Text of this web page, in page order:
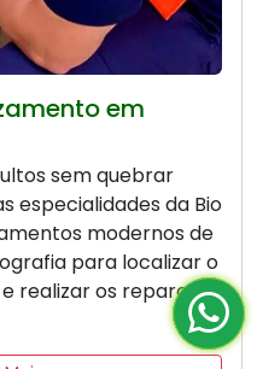
em
sem quebrar
especialidades da Bio
modernos de
para localizar o
realizar os reparos